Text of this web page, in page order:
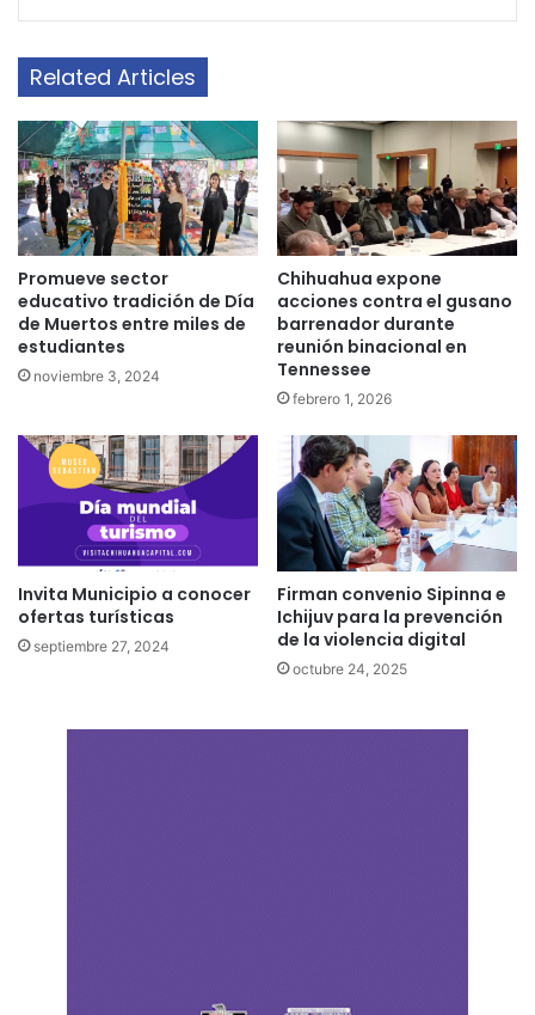
Related Articles
Promueve sector
educativo tradición de Día
de Muertos entre miles de
estudiantes
noviembre 3, 2024
Chihuahua expone
acciones contra el gusano
barrenador durante
reunión binacional en
Tennessee
febrero 1, 2026
Invita Municipio a conocer
ofertas turísticas
septiembre 27, 2024
Firman convenio Sipinna e
Ichijuv para la prevención
de la violencia digital
octubre 24, 2025